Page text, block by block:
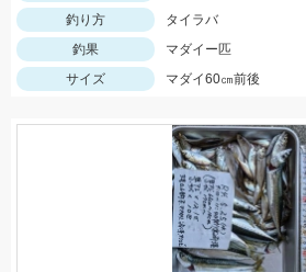
釣り方
タイラバ
釣果
マダイー匹
サイズ
マダイ60㎝前後